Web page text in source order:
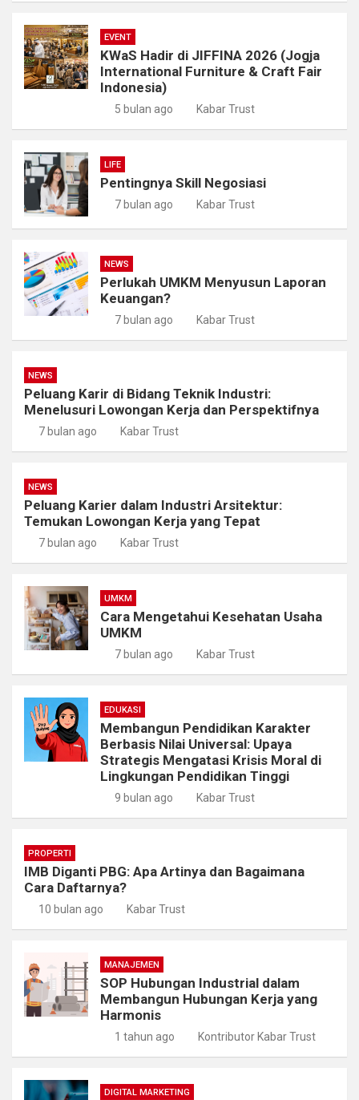
EVENT
KWaS Hadir di JIFFINA 2026 (Jogja
International Furniture & Craft Fair
Indonesia)
5 bulan ago Kabar Trust
LIFE
Pentingnya Skill Negosiasi
7 bulan ago Kabar Trust
NEWS
Perlukah UMKM Menyusun Laporan
Keuangan?
7 bulan ago Kabar Trust
NEWS
Peluang Karir di Bidang Teknik Industri:
Menelusuri Lowongan Kerja dan Perspektifnya
7 bulan ago Kabar Trust
NEWS
Peluang Karier dalam Industri Arsitektur:
Temukan Lowongan Kerja yang Tepat
7 bulan ago Kabar Trust
UMKM
Cara Mengetahui Kesehatan Usaha
UMKM
7 bulan ago Kabar Trust
EDUKASI
Membangun Pendidikan Karakter
Berbasis Nilai Universal: Upaya
Strategis Mengatasi Krisis Moral di
Lingkungan Pendidikan Tinggi
9 bulan ago Kabar Trust
PROPERTI
IMB Diganti PBG: Apa Artinya dan Bagaimana
Cara Daftarnya?
10 bulan ago Kabar Trust
MANAJEMEN
SOP Hubungan Industrial dalam
Membangun Hubungan Kerja yang
Harmonis
1 tahun ago Kontributor Kabar Trust
DIGITAL MARKETING